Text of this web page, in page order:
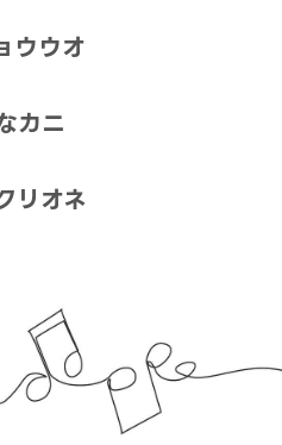
ウウオ
カニ
リオネ